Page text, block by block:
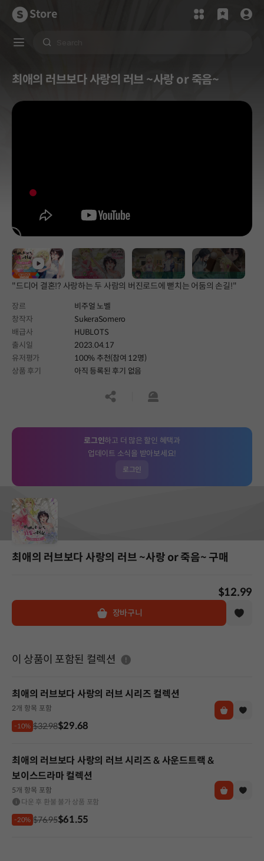
Store
최애의 러브보다 사랑의 러브 ~사랑 or 죽음~
"드디어 결혼!? 사랑하는 두 사람의 버진로드에 뻗치는 어둠의 손길!"
장르
비주얼 노벨
창작자
SukeraSomero
배급사
HUBLOTS
출시일
2023.04.17
유저평가
100% 추천(참여 12명)
상품 후기
아직 등록된 후기 없음
공유하기신고하기
로그인하고 더 많은 할인 혜택과
업데이트 소식을 받아보세요!
로그인
최애의 러브보다 사랑의 러브 ~사랑 or 죽음~ 구매
$12.99
장바구니
이 상품이 포함된 컬렉션 도움말
최애의 러브보다 사랑의 러브 시리즈 컬렉션
2개 항목 포함
-10% $32.98$29.68
최애의 러브보다 사랑의 러브 시리즈 & 사운드트랙 &
보이스드라마 컬렉션
5개 항목 포함
다운 후 환불 불가 상품 포함
-20% $76.95$61.55